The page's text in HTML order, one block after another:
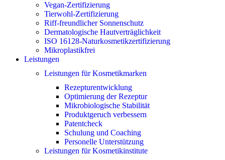
Vegan-Zertifizierung
Tierwohl-Zertifizierung
Riff-freundlicher Sonnenschutz
Dermatologische Hautverträglichkeit
ISO 16128-Naturkosmetikzertifizierung
Mikroplastikfrei
Leistungen
Leistungen für Kosmetikmarken
Rezepturentwicklung
Optimierung der Rezeptur
Mikrobiologische Stabilität
Produktgeruch verbessern
Patentcheck
Schulung und Coaching
Personelle Unterstützung
Leistungen für Kosmetikinstitute